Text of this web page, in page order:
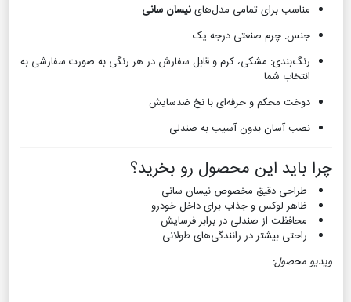
مناسب برای تمامی مدل‌هاینیسان سانی
جنس: چرم صنعتی درجه یک
رنگ‌بندی: مشکی، کرم و قابل سفارش در هر رنگی به صورت سفارشی به
انتخاب شما
دوخت محکم و حرفه‌ای با نخ ضدسایش
نصب آسان بدون آسیب به صندلی
چرا باید این محصول رو بخرید؟
طراحی دقیق مخصوص نیسان سانی
ظاهر لوکس و جذاب برای داخل خودرو
محافظت از صندلی در برابر فرسایش
راحتی بیشتر در رانندگی‌های طولانی
ویدیو محصول: